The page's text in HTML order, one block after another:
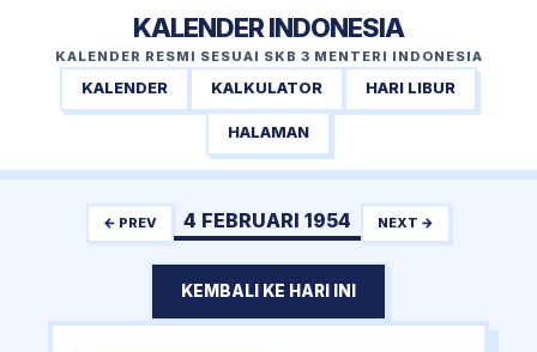
KALENDER INDONESIA
KALENDER RESMI SESUAI SKB 3 MENTERI INDONESIA
KALENDER KALKULATOR HARI LIBUR
HALAMAN
← PREV 4 FEBRUARI 1954 NEXT →
KEMBALI KE HARI INI